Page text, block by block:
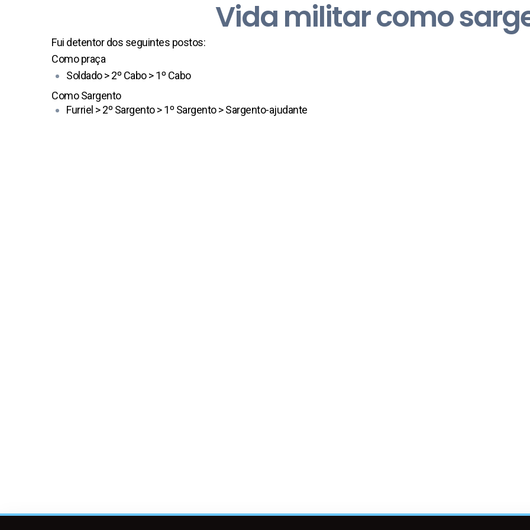
Vida militar como
Fui detentor dos seguintes postos:
Como praça
Soldado > 2º Cabo > 1º Cabo
Como Sargento
Furriel > 2º Sargento > 1º Sargento > Sargento-ajudante